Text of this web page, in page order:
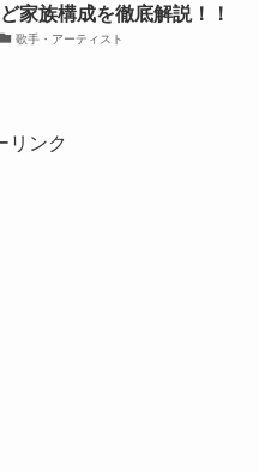
ど家族構成を徹底解説！！
歌手・アーティスト
リンク